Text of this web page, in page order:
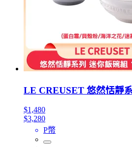
LE CREUSET 悠然恬靜
$1,480
$3,280
P幣